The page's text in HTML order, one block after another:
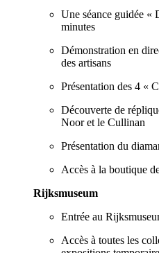
Une séance guidée «
minutes
Démonstration en
des artisans
Présentation des 4 «
Découverte de
Noor et le Cullinan
Présentation du
Accès à la boutique
Rijksmuseum
Entrée au
Accès à toutes les